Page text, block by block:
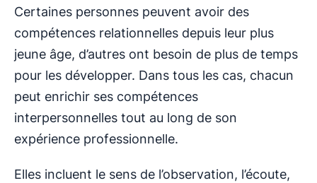
Certaines personnes peuvent avoir des
compétences relationnelles depuis leur plus
jeune âge, d’autres ont besoin de plus de temps
pour les développer. Dans tous les cas, chacun
peut enrichir ses compétences
interpersonnelles tout au long de son
expérience professionnelle.
Elles incluent le sens de l’observation, l’écoute,